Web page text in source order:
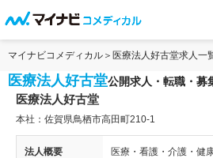
マイナビコメディカル 医療法人好古堂求人一
医療法人好古堂公開求人・転職・募
医療法人好古堂
本社：佐賀県鳥栖市高田町210‐1
法人概要
医療・看護・介護・健